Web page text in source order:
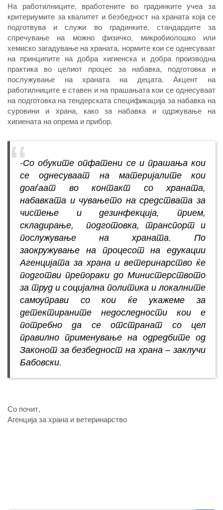
На работилниците, вработените во градинките учеа за
критериумите за квалитет и безбедност на храната која се
подготвува и служи во градинките, стандардите за
спречување на можно физичко, микробиолошко или
хемиско загадување на храната, нормите кои се однесуваат
на принципите на добра хигиенска и добра производна
практика во целиот процес за набавка, подготовка и
послужување на храната на децата. Акцент на
работилниците е ставен и на прашањата кои се однесуваат
на подготовка на тендерската спецификација за набавка на
суровини и храна, како за набавка и одржување на
хигиената на опрема и прибор.
-Со обуките опфатени се и прашања кои
се однесуваат на материјалите кои
доаѓаат во контакт со храната,
набавката и чувањето на средствата за
чистење и дезинфекција, прием,
складирање, подготовка, транспорт и
послужување на храната. По
заокружување на процесот на едукации
Агенцијата за храна и ветеринарство ќе
подготви препораки до Министерството
за труд и социјална политика и локалните
самоуправи со кои ќе укажеме за
детектираните недоследности кои е
потребно да се отстранат со цел
правилно применување на одредбите од
Законот за безбедност на храна – заклучи
Бабовски.
Со почит,
Агенција за храна и ветеринарство